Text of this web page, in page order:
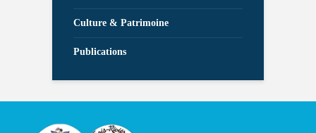
Culture & Patrimoine
Publications